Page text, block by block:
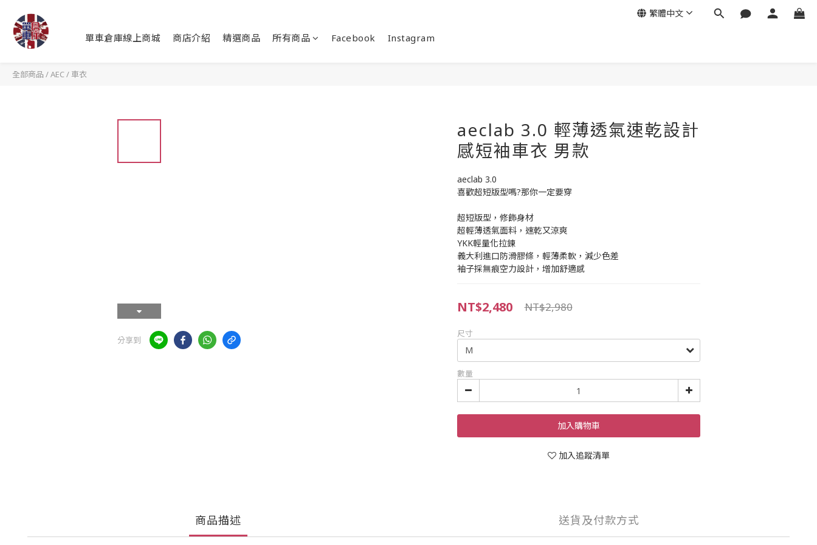
單車倉庫線上商城 商店介紹 精選商品 所有商品 Facebook Instagram
繁體中文
全部商品 /AEC/車衣
分享到
aeclab 3.0 輕薄透氣速乾設計
感短袖車衣 男款
aeclab 3.0
喜歡超短版型嗎?那你一定要穿
超短版型，修飾身材
超輕薄透氣面料，速乾又涼爽
YKK輕量化拉鍊
義大利進口防滑膠條，輕薄柔軟，減少色差
袖子採無痕空力設計，增加舒適感
NT$2,480 NT$2,980
尺寸
數量
加入購物車
加入追蹤清單
商品描述 送貨及付款方式